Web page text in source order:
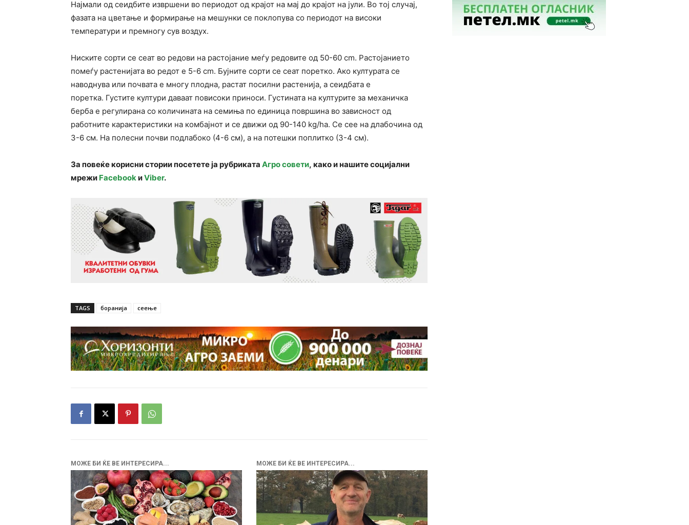
Најмали од сеидбите извршени во периодот од крајот на мај до крајот на јули. Во тој случај,
фазата на цветање и формирање на мешунки се поклопува со периодот на високи
температури и премногу сув воздух.
Ниските сорти се сеат во редови на растојание меѓу редовите од 50-60 cm. Растојанието
помеѓу растенијата во редот е 5-6 cm. Бујните сорти се сеат поретко. Ако културата се
наводнува или почвата е многу плодна, растат посилни растенија, а сеидбата е
поретка. Густите култури даваат повисоки приноси. Густината на културите за механичка
берба е регулирана со количината на семиња по единица површина во зависност од
работните карактеристики на комбајнот и се движи од 90-140 kg/ha. Се сее на длабочина од
3-6 см. На полесни почви подлабоко (4-6 см), а на потешки поплитко (3-4 см).
За повеќе корисни стории посетете ја рубриката Агро совети, како и нашите социјални
мрежи FacebookиViber.
TAGS боранија сеење
МОЖЕ БИ ЌЕ ВЕ ИНТЕРЕСИРА... МОЖЕ БИ ЌЕ ВЕ ИНТЕРЕСИРА...